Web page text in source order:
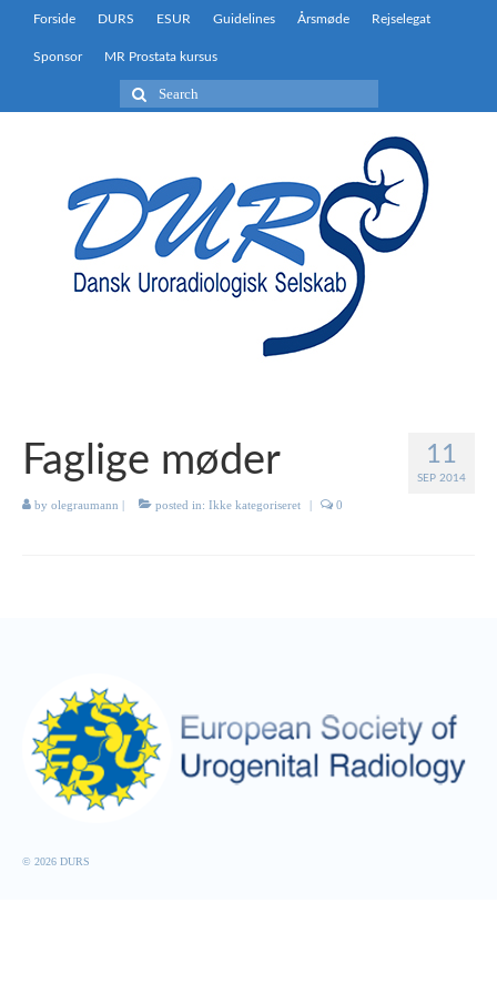
Forside DURS ESUR Guidelines Årsmøde Rejselegat
Sponsor MR Prostata kursus
Search
for:
11
SEP 2014
Faglige møder
by olegraumann | posted in: Ikke kategoriseret | 0
© 2026 DURS